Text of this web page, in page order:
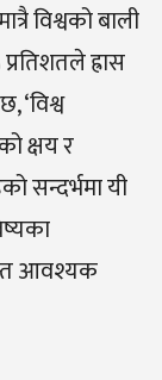
विश्वको बाली
ह्रास
क्षय र
सन्दर्भमा यी
आवश्यक